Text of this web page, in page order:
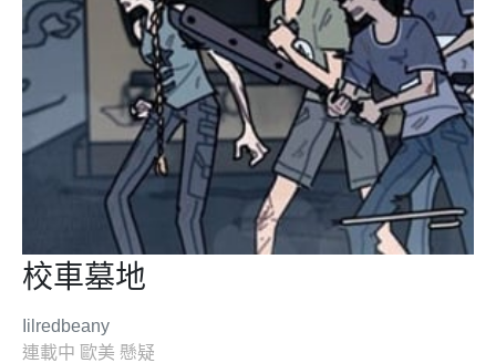
校車墓地
Iilredbeany
連載中 歐美 懸疑